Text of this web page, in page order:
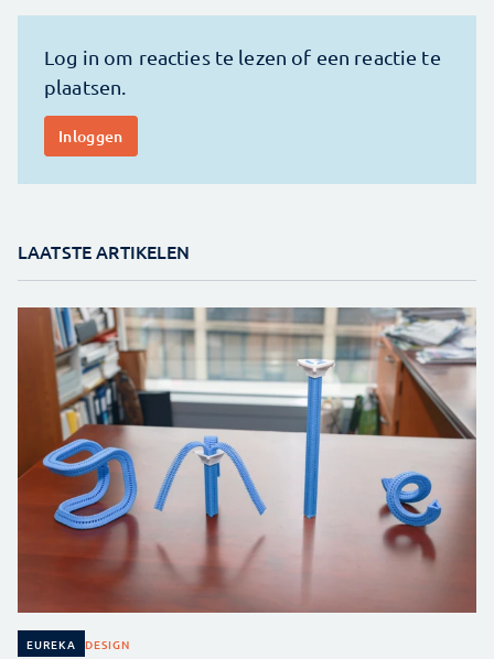
LAATSTE ARTIKELEN
EUREKA DESIGN